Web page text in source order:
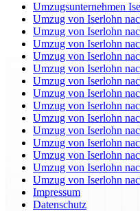
Umzugsunternehmen
Umzug von Iserlohn
Umzug von Iserlohn
Umzug von Iserlohn
Umzug von Iserlohn
Umzug von Iserlohn
Umzug von Iserlohn
Umzug von Iserlohn
Umzug von Iserlohn
Umzug von Iserlohn
Umzug von Iserlohn
Umzug von Iserlohn
Umzug von Iserlohn
Umzug von Iserlohn
Umzug von Iserlohn
Impressum
Datenschutz